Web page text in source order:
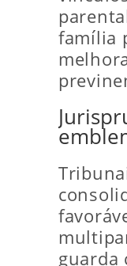
família
guarda